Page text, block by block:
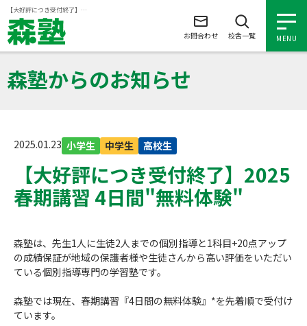
【大好評につき受付終了】2025 春期講習 4日間"無料体験"
MENU
中学生の個別指導
高校生の個別指導
森塾を知る トップ
森塾の想い
入塾について
入塾について トップ
よくあるご質問
お問合わせ 校舎一覧
森塾からのお知らせ
2025.01.23 小学生 中学生 高校生
【大好評につき受付終了】2025
春期講習 4日間"無料体験"
森塾は、先生1人に生徒2人までの個別指導と1科目+20点アップ
の成績保証が地域の保護者様や生徒さんから高い評価をいただい
ている個別指導専門の学習塾です。
森塾では現在、春期講習『4日間の無料体験』*を先着順で受付け
ています。